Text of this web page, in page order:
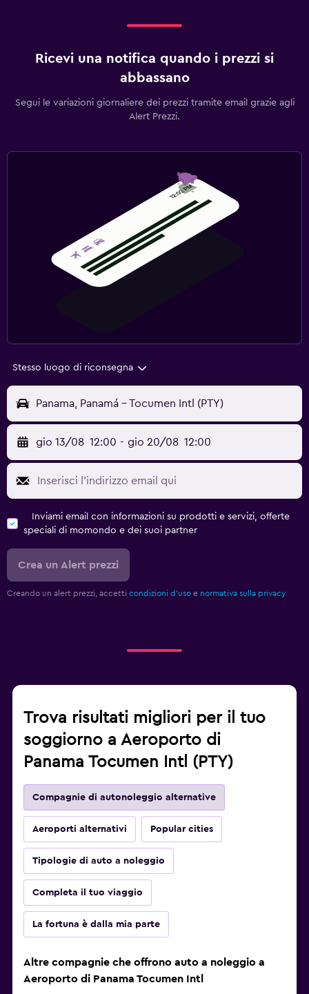
Ricevi una notifica quando i prezzi si
abbassano
Segui le variazioni giornaliere dei prezzi tramite email grazie agli
Alert Prezzi.
Stesso luogo di riconsegna
Panama, Panamá - Tocumen Intl (PTY)
gio 13/08 12:00 - gio 20/08 12:00
Inviami email con informazioni su prodotti e servizi, offerte
speciali di momondo e dei suoi partner
Crea un Alert prezzi
Creando un alert prezzi, accetti condizioni d'uso e normativa sulla privacy.
Trova risultati migliori per il tuo
soggiorno a Aeroporto di
Panama Tocumen Intl (PTY)
Compagnie di autonoleggio alternative
Aeroporti alternativi Popular cities
Tipologie di auto a noleggio
Completa il tuo viaggio
La fortuna è dalla mia parte
Altre compagnie che offrono auto a noleggio a
Aeroporto di Panama Tocumen Intl